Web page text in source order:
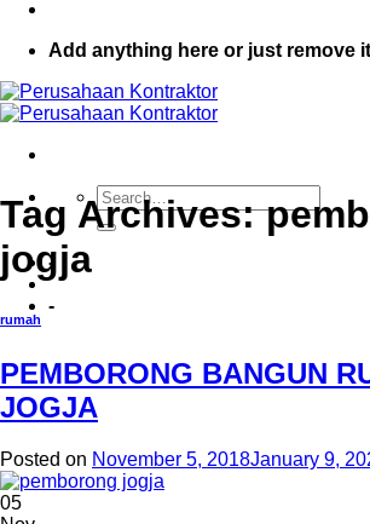
Add anything here or just remove
-
-
Tag Archives:
jogja
rumah
PEMBORONG BANGUN
JOGJA
Posted on November 5, 2018January 9,
05